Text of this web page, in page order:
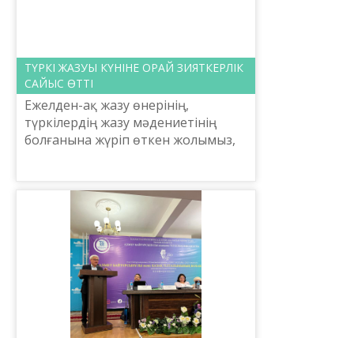
ТҮРКІ ЖАЗУЫ КҮНІНЕ ОРАЙ ЗИЯТКЕРЛІК
САЙЫС ӨТТІ
Ежелден-ақ жазу өнерінің,
түркілердің жазу мәдениетінің
болғанына жүріп өткен жолымыз,
далада еркін тыныстаған бай...